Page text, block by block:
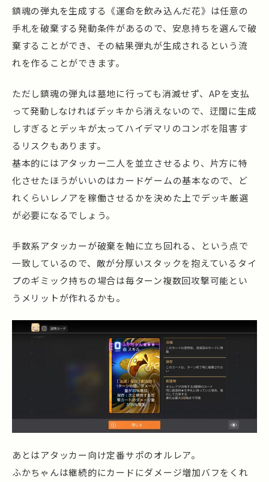
鎮魂の弾丸を生成する《運命を飲み込んだ花》は任意の
手札を破棄する発動条件があるので、安息持ちを選んで破
棄することができ、その結果弾丸が生成されるという流
れを作ることができます。
ただし鎮魂の弾丸は墓地に行っても消滅せず、APを支払
って発動しなければデッキから消えないので、迂闊に生成
しすぎるとデッキが太ってハイデマリのコンボを阻害す
るリスクもあります。
基本的にはアタッカー二人を並立させるより、片方に特
化させたほうがいいのはカードゲームの基本なので、ど
れくらいレノアを稼働させるかを決めた上でデッキ厳選
が必要になるでしょう。
手数系アタッカーが破棄を軸に立ち回れる、という点で
一致しているので、敵が分厚いスタックを抱えているタイ
プのギミック持ちの場合は毎ターン複数回攻撃可能とい
うメリットが作れるかも。
あとはアタッカー向け定番サポのオルレア。
ふかちゃんは継続的にカードにダメージ増加バフをくれ